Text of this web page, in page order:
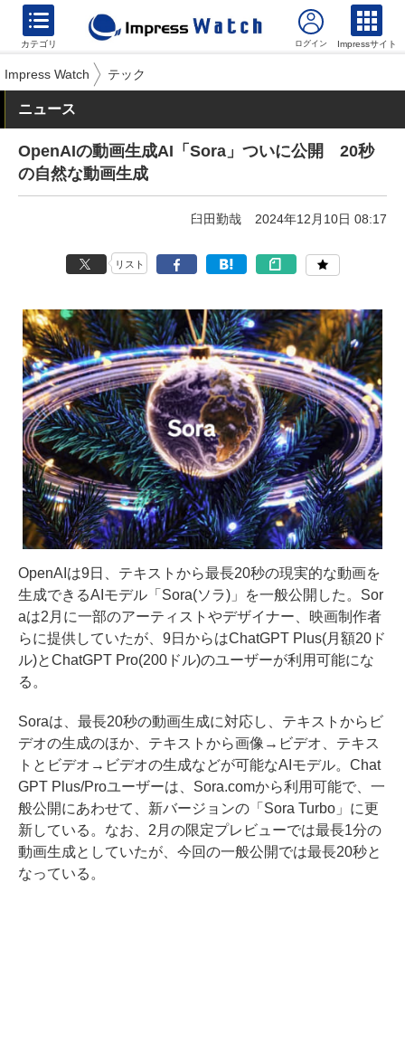
カテゴリ Impressサイト
Impress Watch テック
ニュース
OpenAIの動画生成AI「Sora」ついに公開 20秒
の自然な動画生成
臼田勤哉 2024年12月10日 08:17
リスト
OpenAIは9日、テキストから最長20秒の現実的な動画を
生成できるAIモデル「Sora(ソラ)」を一般公開した。Sor
aは2月に一部のアーティストやデザイナー、映画制作者
らに提供していたが、9日からはChatGPT Plus(月額20ド
ル)とChatGPT Pro(200ドル)のユーザーが利用可能にな
る。
Soraは、最長20秒の動画生成に対応し、テキストからビ
デオの生成のほか、テキストから画像→ビデオ、テキス
トとビデオ→ビデオの生成などが可能なAIモデル。Chat
GPT Plus/Proユーザーは、Sora.comから利用可能で、一
般公開にあわせて、新バージョンの「Sora Turbo」に更
新している。なお、2月の限定プレビューでは最長1分の
動画生成としていたが、今回の一般公開では最長20秒と
なっている。